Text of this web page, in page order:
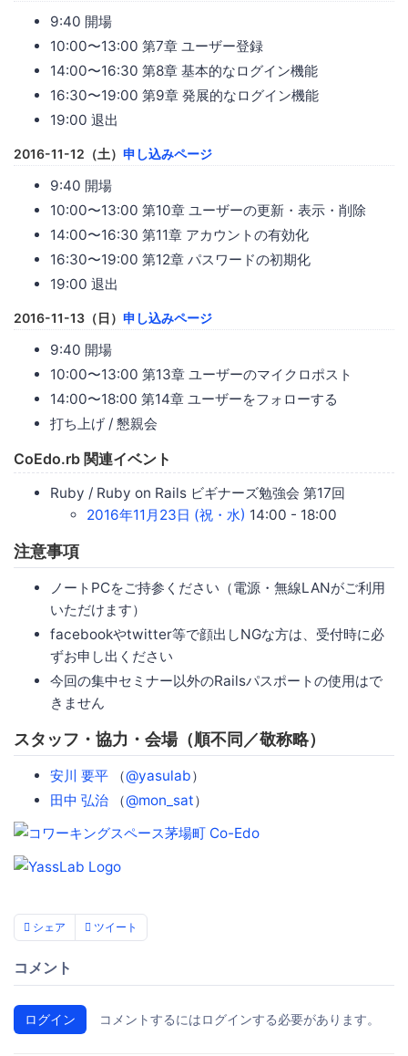
9:40 開場
10:00〜13:00 第7章 ユーザー登録
14:00〜16:30 第8章 基本的なログイン機能
16:30〜19:00 第9章 発展的なログイン機能
19:00 退出
2016-11-12（土） 申し込みページ
9:40 開場
10:00〜13:00 第10章 ユーザーの更新・表示・削除
14:00〜16:30 第11章 アカウントの有効化
16:30〜19:00 第12章 パスワードの初期化
19:00 退出
2016-11-13（日） 申し込みページ
9:40 開場
10:00〜13:00 第13章 ユーザーのマイクロポスト
14:00〜18:00 第14章 ユーザーをフォローする
打ち上げ / 懇親会
CoEdo.rb 関連イベント
Ruby / Ruby on Rails ビギナーズ勉強会 第17回
2016年11月23日 (祝・水) 14:00 - 18:00
注意事項
ノートPCをご持参ください（電源・無線LANがご利用
いただけます）
facebookやtwitter等で顔出しNGな方は、受付時に必
ずお申し出ください
今回の集中セミナー以外のRailsパスポートの使用はで
きません
スタッフ・協力・会場（順不同／敬称略）
安川 要平 （@yasulab）
田中 弘治 （@mon_sat）
シェア ツイート
コメント
ログイン コメントするにはログインする必要があります。